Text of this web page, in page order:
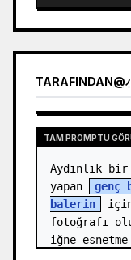
TARAFINDAN@
TAM PROMPTU
Aydınlık
yapan
genç
balerin
fotoğrafı
iğne